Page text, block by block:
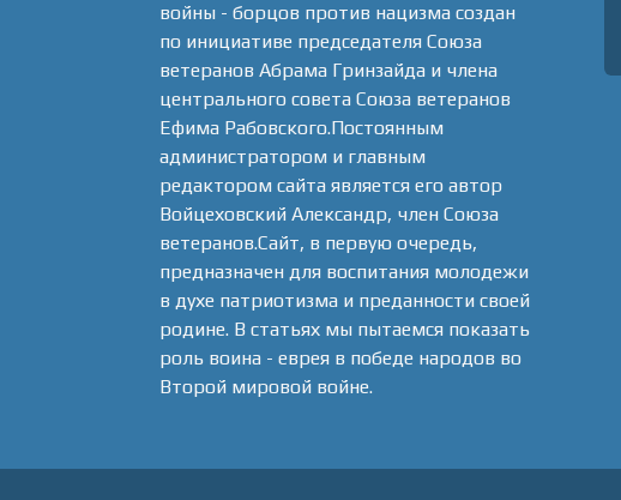
войны - борцов против нацизма создан
по инициативе председателя Союза
ветеранов Абрама Гринзайда и члена
центрального совета Союза ветеранов
Ефима Рабовского.Постоянным
администратором и главным
редактором сайта является его автор
Войцеховский Александр, член Союза
ветеранов.Сайт, в первую очередь,
предназначен для воспитания молодежи
в духе патриотизма и преданности своей
родине. В статьях мы пытаемся показать
роль воина - еврея в победе народов во
Второй мировой войне.